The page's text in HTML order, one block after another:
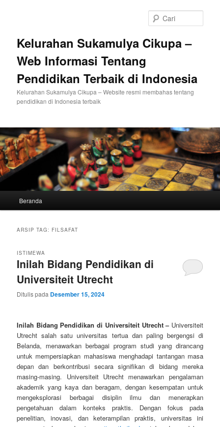
Kelurahan Sukamulya Cikupa –
Web Informasi Tentang
Pendidikan Terbaik di Indonesia
Kelurahan Sukamulya Cikupa – Website resmi membahas tentang
pendidikan di Indonesia terbaik
Beranda
ARSIP TAG: FILSAFAT
Inilah Bidang Pendidikan di
Universiteit Utrecht
ISTIMEWA
Ditulis pada Desember 15, 2024
Inilah Bidang Pendidikan di Universiteit Utrecht –Universiteit
Utrecht salah satu universitas tertua dan paling bergengsi di
Belanda, menawarkan berbagai program studi yang dirancang
untuk mempersiapkan mahasiswa menghadapi tantangan masa
depan dan berkontribusi secara signifikan di bidang mereka
masing-masing. Universiteit Utrecht menawarkan pengalaman
akademik yang kaya dan beragam, dengan kesempatan untuk
mengeksplorasi berbagai disiplin ilmu dan menerapkan
pengetahuan dalam konteks praktis. Dengan fokus pada
penelitian, inovasi, dan keterampilan praktis, universitas ini